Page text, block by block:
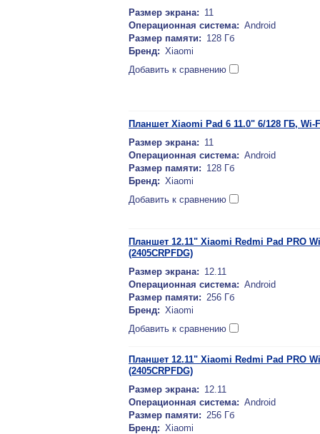
Размер экрана: 11
Операционная система: Android
Размер памяти: 128 Гб
Бренд: Xiaomi
Добавить к сравнению
Планшет Xiaomi Pad 6 11.0" 6/128 ГБ, Wi-
Размер экрана: 11
Операционная система: Android
Размер памяти: 128 Гб
Бренд: Xiaomi
Добавить к сравнению
Планшет 12.11" Xiaomi Redmi Pad PRO
(2405CRPFDG)
Размер экрана: 12.11
Операционная система: Android
Размер памяти: 256 Гб
Бренд: Xiaomi
Добавить к сравнению
Планшет 12.11" Xiaomi Redmi Pad PRO
(2405CRPFDG)
Размер экрана: 12.11
Операционная система: Android
Размер памяти: 256 Гб
Бренд: Xiaomi